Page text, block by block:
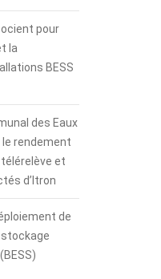
pour
la
BESS
des Eaux
rendement
et
d’Itron
de